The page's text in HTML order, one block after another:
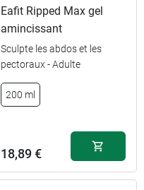
Eafit Ripped Max gel
amincissant
Sculpte les abdos et les
pectoraux - Adulte
200 ml
18,89 €